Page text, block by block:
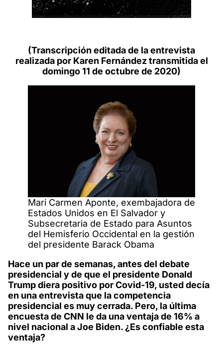
(Transcripción editada de la entrevista
realizada por Karen Fernández transmitida el
domingo 11 de octubre de 2020)
Mari Carmen Aponte, exembajadora de
Estados Unidos en El Salvador y
Subsecretaria de Estado para Asuntos
del Hemisferio Occidental en la gestión
del presidente Barack Obama
Hace un par de semanas, antes del debate
presidencial y de que el presidente Donald
Trump diera positivo por Covid-19, usted decía
en una entrevista que la competencia
presidencial es muy cerrada. Pero, la última
encuesta de CNN le da una ventaja de 16% a
nivel nacional a Joe Biden. ¿Es confiable esta
ventaja?